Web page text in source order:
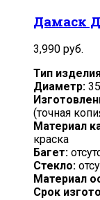
Дамаск
3,990 руб.
Тип
Диаметр:
(точная
Материал
краска
Багет:
Стекло:
Материал
Срок